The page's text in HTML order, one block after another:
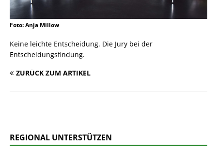
Foto: Anja Millow
Keine leichte Entscheidung. Die Jury bei der
Entscheidungsfindung.
ZURÜCK ZUM ARTIKEL
REGIONAL UNTERSTÜTZEN